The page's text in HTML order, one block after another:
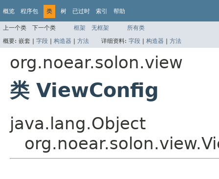
概览 程序包 类 树 已过时 索引 帮助
上一个类 下一个类 框架 无框架
所有类
概要: 嵌套 | 字段 | 构造器 | 方法 详细资料: 字段 | 构造器 | 方法
org.noear.solon.view
类 ViewConfig
java.lang.Object